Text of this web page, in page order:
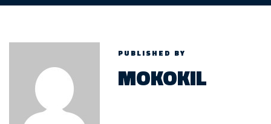
PUBLISHED BY
MOKOKIL